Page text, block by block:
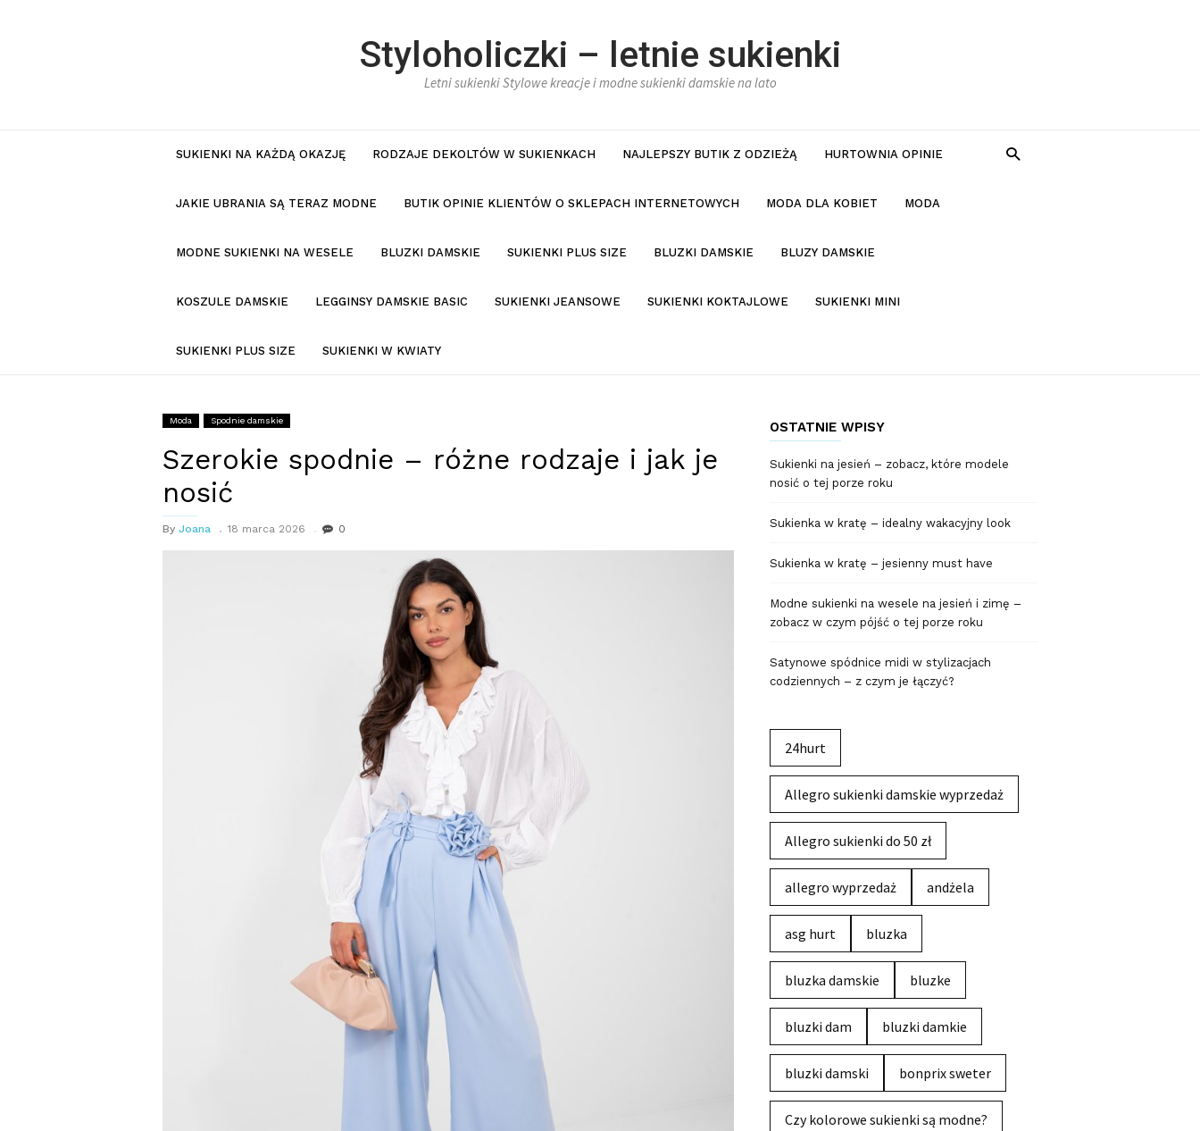
Styloholiczki – letnie sukienki
Letni sukienki Stylowe kreacje i modne sukienki damskie na lato
SUKIENKI NA KAŻDĄ OKAZJĘ RODZAJE DEKOLTÓW W SUKIENKACH NAJLEPSZY BUTIK Z ODZIEŻĄ HURTOWNIA OPINIE
JAKIE UBRANIA SĄ TERAZ MODNE BUTIK OPINIE KLIENTÓW O SKLEPACH INTERNETOWYCH MODA DLA KOBIET MODA
MODNE SUKIENKI NA WESELE BLUZKI DAMSKIE SUKIENKI PLUS SIZE BLUZKI DAMSKIE BLUZY DAMSKIE
KOSZULE DAMSKIE LEGGINSY DAMSKIE BASIC SUKIENKI JEANSOWE SUKIENKI KOKTAJLOWE SUKIENKI MINI
SUKIENKI PLUS SIZE SUKIENKI W KWIATY
Moda Spodnie damskie
Szerokie spodnie – różne rodzaje i jak je
nosić
By Joana 18 marca 2026 0
OSTATNIE WPISY
Sukienki na jesień – zobacz, które modele
nosić o tej porze roku
Sukienka w kratę – idealny wakacyjny look
Sukienka w kratę – jesienny must have
Modne sukienki na wesele na jesień i zimę –
zobacz w czym pójść o tej porze roku
Satynowe spódnice midi w stylizacjach
codziennych – z czym je łączyć?
24hurt
Allegro sukienki damskie wyprzedaż
Allegro sukienki do 50 zł
allegro wyprzedaż andżela
asg hurt bluzka
bluzka damskie bluzke
bluzki dam bluzki damkie
bluzki damski bonprix sweter
Czy kolorowe sukienki są modne?